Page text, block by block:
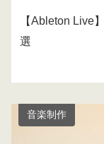
【Ableton Live
選
音楽制作